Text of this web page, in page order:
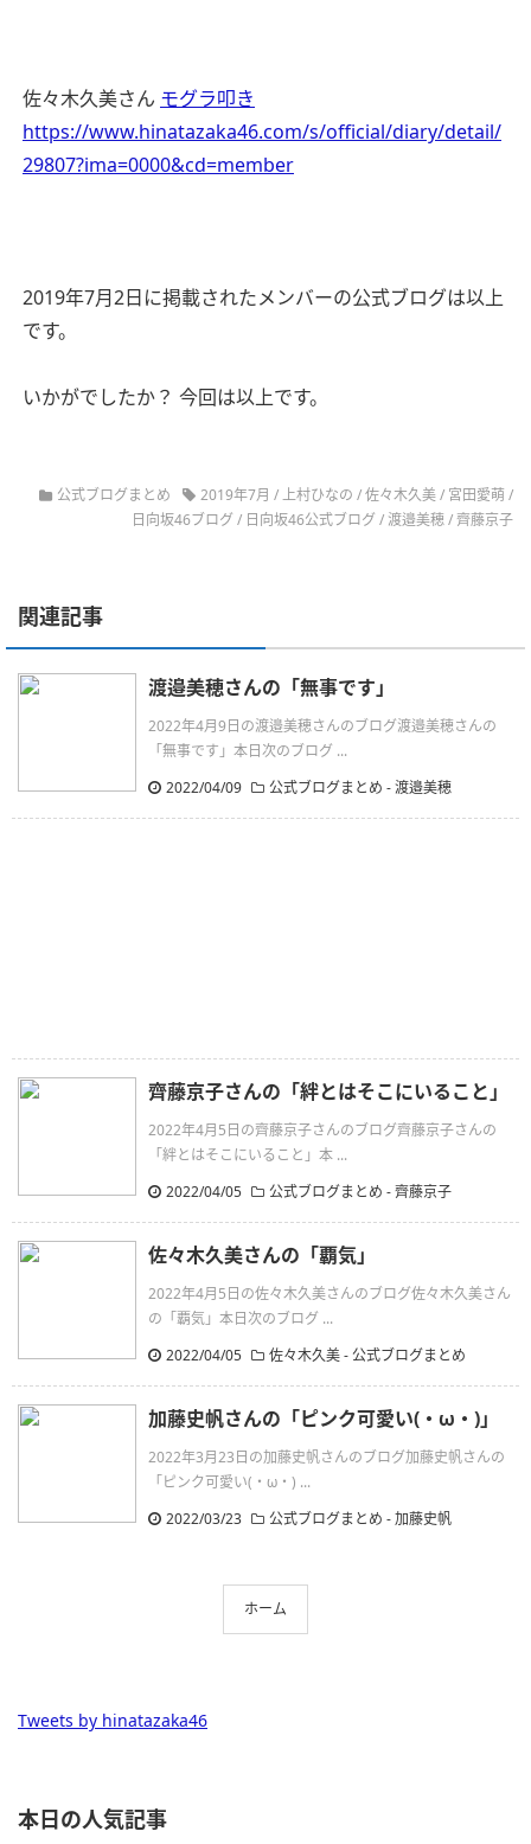
佐々木久美さん モグラ叩き
https://www.hinatazaka46.com/s/official/diary/detail/
29807?ima=0000&cd=member
2019年7月2日に掲載されたメンバーの公式ブログは以上
です。
いかがでしたか？ 今回は以上です。
公式ブログまとめ 2019年7月 /上村ひなの /佐々木久美/ 宮田愛萌 /
日向坂46ブログ/ 日向坂46公式ブログ/ 渡邉美穂/齊藤京子
関連記事
渡邉美穂さんの「無事です」
2022年4月9日の渡邉美穂さんのブログ渡邉美穂さんの
「無事です」本日次のブログ ...
2022/04/09
公式ブログまとめ -渡邉美穂
齊藤京子さんの「絆とはそこにいること」
2022年4月5日の齊藤京子さんのブログ齊藤京子さんの
「絆とはそこにいること」本 ...
2022/04/05
公式ブログまとめ -齊藤京子
佐々木久美さんの「覇気」
2022年4月5日の佐々木久美さんのブログ佐々木久美さん
の「覇気」本日次のブログ ...
2022/04/05
佐々木久美-公式ブログまとめ
加藤史帆さんの「ピンク可愛い(・ω・)」
2022年3月23日の加藤史帆さんのブログ加藤史帆さんの
「ピンク可愛い(・ω・) ...
2022/03/23
公式ブログまとめ -加藤史帆
ホーム
Tweets by hinatazaka46
本日の人気記事